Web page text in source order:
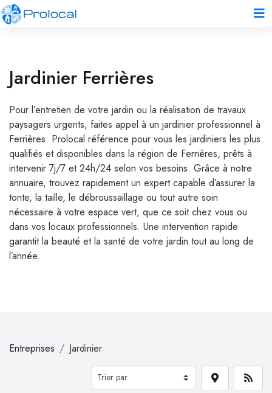
Jardinier Ferrières
Pour l’entretien de votre jardin ou la réalisation de travaux
paysagers urgents, faites appel à un jardinier professionnel à
Ferrières. Prolocal référence pour vous les jardiniers les plus
qualifiés et disponibles dans la région de Ferrières, prêts à
intervenir 7j/7 et 24h/24 selon vos besoins. Grâce à notre
annuaire, trouvez rapidement un expert capable d’assurer la
tonte, la taille, le débroussaillage ou tout autre soin
nécessaire à votre espace vert, que ce soit chez vous ou
dans vos locaux professionnels. Une intervention rapide
garantit la beauté et la santé de votre jardin tout au long de
l’année.
Entreprises Jardinier